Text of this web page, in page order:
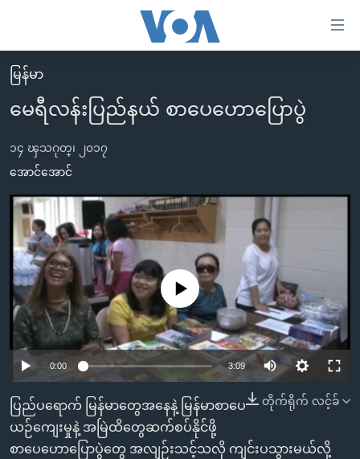
လွယ်ကူ
စေ
Link
ပင်မ
အကြောင်းအရာ
သို့
ကျော်
ကြည့်
ရန်
ပင်မ
ညွန်း
စာမျက်နှာ
သို့
ကျော်
မူလစာမျက်နှာ
မြန်မာ
နိုင်ငံတကာ
အမေရိကန်
တရုတ်
အစ္စရေး-ပါလက်စတိုင်း
ဗွီဒီယို
သတင်းလွတ်လပ်ခွင့်
ရပ်ဝန်းတခု လမ်းတခု အလွန်
အင်္ဂလိပ်စာလေ့လာမယ်
အမေရိကန်သုံးအီဒီယံ
မကြေးမုံရဲ့ အင်္ဂလိပ်စာ
ရုပ်ရှင်ထဲက အင်္ဂလိပ်စာ
သုတပဒေသာ အင်္ဂလိပ်စာ
အပတ်စဉ်ကဏ္ဍများ
ရေဒီယို
တီဗွီ
ရေဒီယိုနှင့်ရုပ်သံ အချက်အလက်များ
ရေဒီယို/တီဗွီအစီအစဉ်
ဗွီအိုအေ လူမှုကွန်ယက်များ
မြန်မာ
မေရီလန်းပြည်နယ် စာပေဟောပြောပွဲ
၁၄ ၾသဂုတ္၊ ၂၀၁၇
အောင်အောင်
No media source currently available
0:00 3:09
တိုက်ရိုက် လင့်ခ်
ပြည်ပရောက် မြန်မာတွေအနေနဲ့ မြန်မာစာပေ
ယဉ်ကျေးမှုနဲ့ အမြဲထိတွေဆက်စပ်နိုင်ဖို့
စာပေဟောပြောပွဲတွေ အလျဉ်းသင့်သလို ကျင်းပသွားမယ်လို့